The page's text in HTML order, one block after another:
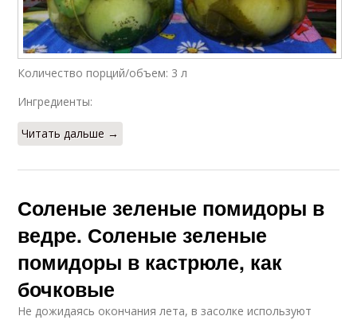
Количество порций/объем: 3 л
Ингредиенты:
Читать дальше →
Соленые зеленые помидоры в
ведре. Соленые зеленые
помидоры в кастрюле, как
бочковые
Не дожидаясь окончания лета, в засолке используют